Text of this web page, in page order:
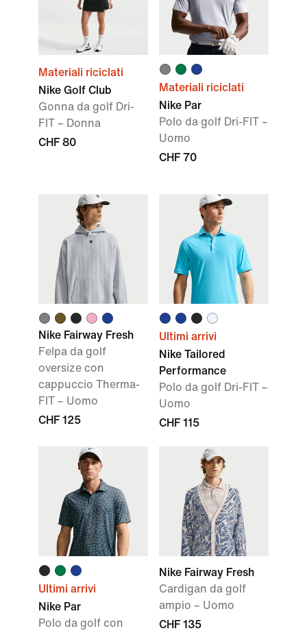
Materiali riciclati
Nike Golf Club
Gonna da golf Dri-
FIT – Donna
CHF 80
Materiali riciclati
Nike Par
Polo da golf Dri-FIT –
Uomo
CHF 70
Nike Fairway Fresh
Felpa da golf
oversize con
cappuccio Therma-
FIT – Uomo
CHF 125
Ultimi arrivi
Nike Tailored
Performance
Polo da golf Dri-FIT –
Uomo
CHF 115
Ultimi arrivi
Nike Par
Polo da golf con
Nike Fairway Fresh
Cardigan da golf
ampio – Uomo
CHF 135